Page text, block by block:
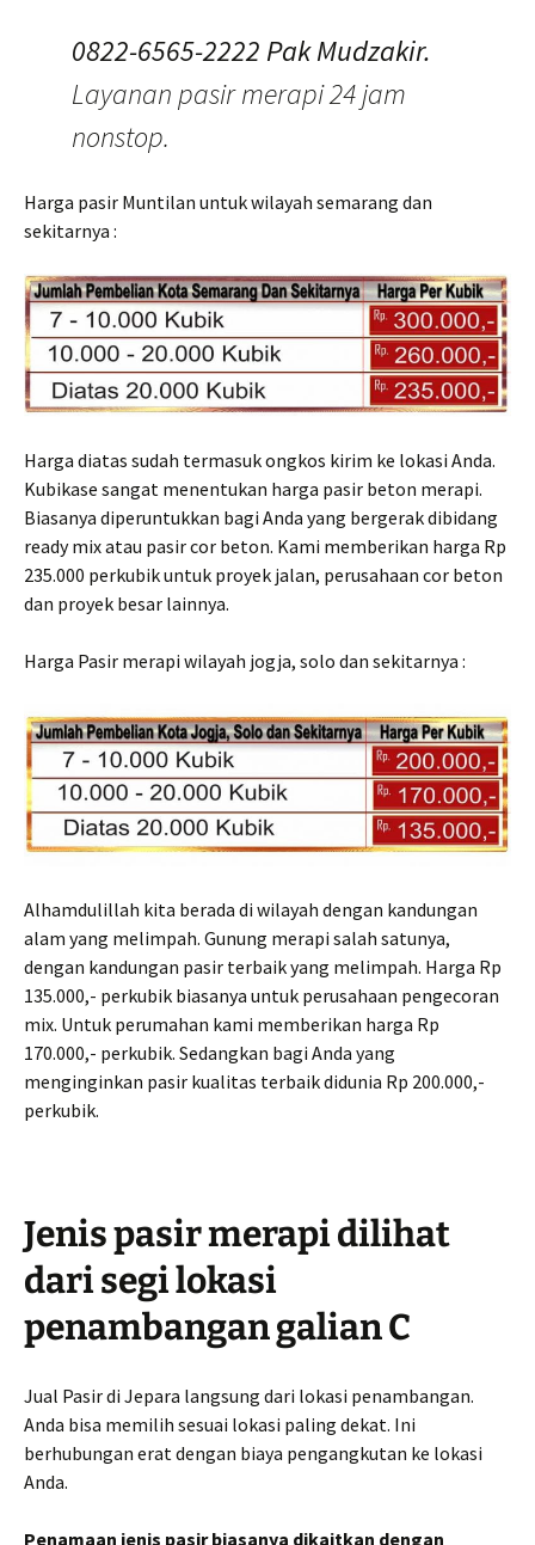
0822-6565-2222 Pak Mudzakir.
Layanan pasir merapi 24 jam
nonstop.
Harga pasir Muntilan untuk wilayah semarang dan
sekitarnya :
Harga diatas sudah termasuk ongkos kirim ke lokasi Anda.
Kubikase sangat menentukan harga pasir beton merapi.
Biasanya diperuntukkan bagi Anda yang bergerak dibidang
ready mix atau pasir cor beton. Kami memberikan harga Rp
235.000 perkubik untuk proyek jalan, perusahaan cor beton
dan proyek besar lainnya.
Harga Pasir merapi wilayah jogja, solo dan sekitarnya :
Alhamdulillah kita berada di wilayah dengan kandungan
alam yang melimpah. Gunung merapi salah satunya,
dengan kandungan pasir terbaik yang melimpah. Harga Rp
135.000,- perkubik biasanya untuk perusahaan pengecoran
mix. Untuk perumahan kami memberikan harga Rp
170.000,- perkubik. Sedangkan bagi Anda yang
menginginkan pasir kualitas terbaik didunia Rp 200.000,-
perkubik.
Jenis pasir merapi dilihat
dari segi lokasi
penambangan galian C
Jual Pasir di Jepara langsung dari lokasi penambangan.
Anda bisa memilih sesuai lokasi paling dekat. Ini
berhubungan erat dengan biaya pengangkutan ke lokasi
Anda.
Penamaan jenis pasir biasanya dikaitkan dengan